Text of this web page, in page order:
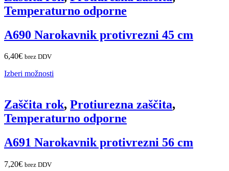
Temperaturno odporne
A690 Narokavnik protivrezni 45 cm
6,40€ brez DDV
Izberi možnosti
Zaščita rok, Protiurezna zaščita,
Temperaturno odporne
A691 Narokavnik protivrezni 56 cm
7,20€ brez DDV